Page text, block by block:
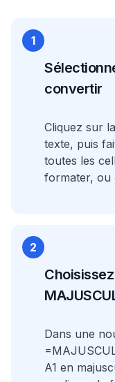
1
convertir
Cliquez sur
texte, puis
toutes les
formater, ou
2
Dans une
A1 en